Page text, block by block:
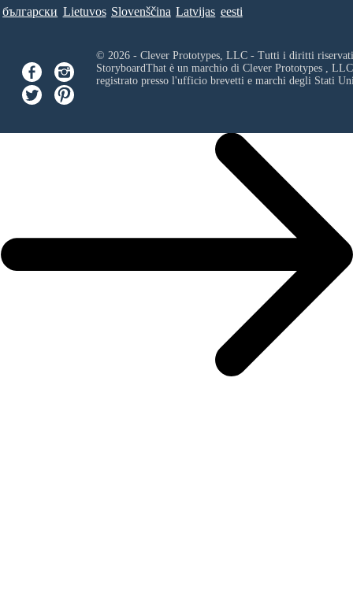
български Lietuvos Slovenščina Latvijas eesti
© 2026 - Clever Prototypes, LLC - Tutti i diritti
StoryboardThat è un marchio di Clever Prototypes , LLC
registrato presso l'ufficio brevetti e marchi degli Stati